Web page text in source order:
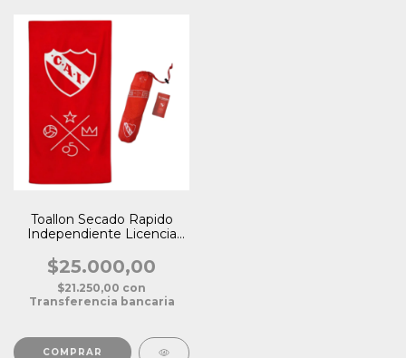
Toallon Secado Rapido
Independiente Licencia
$25.000,00
$21.250,00 con
Transferencia bancaria